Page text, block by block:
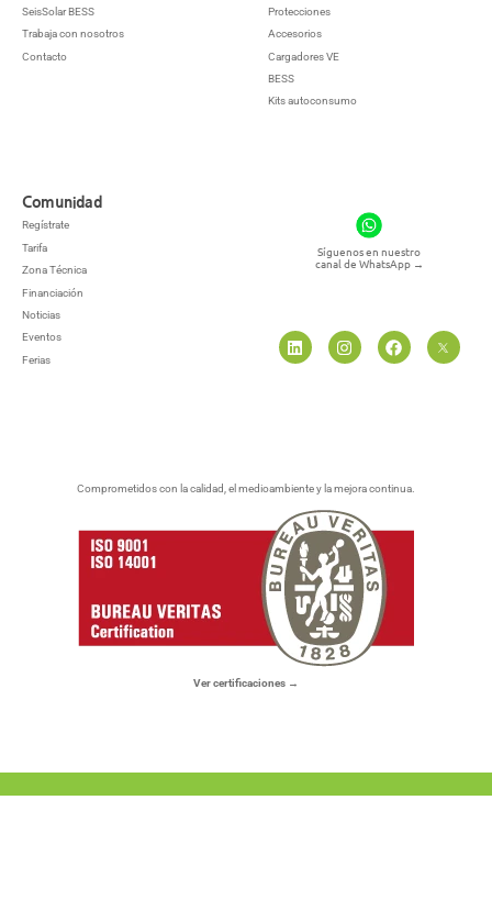
SeisSolar BESS
Trabaja con nosotros
Contacto
Protecciones
Accesorios
Cargadores VE
BESS
Kits autoconsumo
Comunidad
Regístrate
Tarifa
Zona Técnica
Financiación
Noticias
Eventos
Ferias
Síguenos en nuestro
canal de WhatsApp →
Comprometidos con la calidad, el medioambiente y la mejora continua.
Ver certificaciones →